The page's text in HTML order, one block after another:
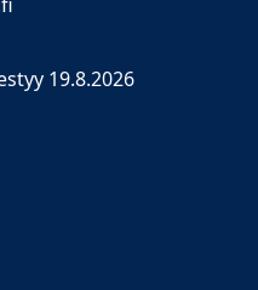
19.8.2026